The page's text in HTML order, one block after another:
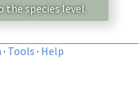
the species level.
· Tools · Help